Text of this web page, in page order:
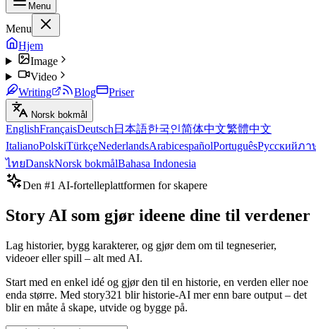
Menu
Menu
Hjem
Image
Video
Writing
Blog Priser
Norsk bokmål
EnglishFrançaisDeutsch 日本語한국인简体中文繁體中文
ItalianoPolskiTürkçeNederlandsArabicespañolPortuguêsРусскийภา
ไทยDanskNorsk bokmålBahasa Indonesia
Den #1 AI-fortelleplattformen for skapere
Story AI som gjør ideene dine til verdener
Lag historier, bygg karakterer, og gjør dem om til tegneserier,
videoer eller spill – alt med AI.
Start med en enkel idé og gjør den til en historie, en verden eller noe
enda større. Med story321 blir historie-AI mer enn bare output – det
blir en måte å skape, utvide og bygge på.